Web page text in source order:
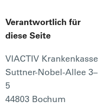
Verantwortlich für
diese Seite
VIACTIV Krankenkasse
Suttner-Nobel-Allee 3–
5
44803 Bochum